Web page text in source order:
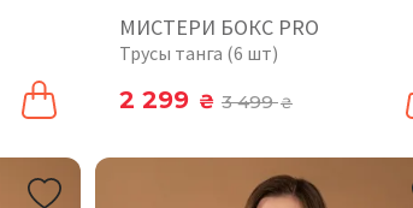
МИСТЕРИ БОКС PRO
Трусы танга (6 шт)
2 299 ₴ 3 499₴